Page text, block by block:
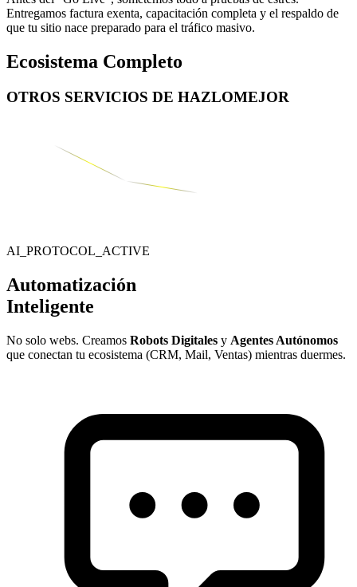
Entregamos factura exenta, capacitación completa y el respaldo de
que tu sitio nace preparado para el tráfico masivo.
Ecosistema Completo
OTROS SERVICIOS DE HAZLOMEJOR
AI_PROTOCOL_ACTIVE
Automatización
Inteligente
No solo webs. Creamos Robots Digitales y Agentes Autónomos
que conectan tu ecosistema (CRM, Mail, Ventas) mientras duermes.